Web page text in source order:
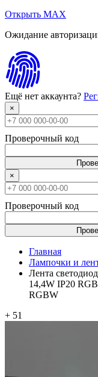
Открыть MAX
Ожидание
Ещё нет аккаунта?
×
Проверочный код
×
Проверочный код
Главная
Лампочки и
Лента
14,4W IP20
RGBW
+ 51